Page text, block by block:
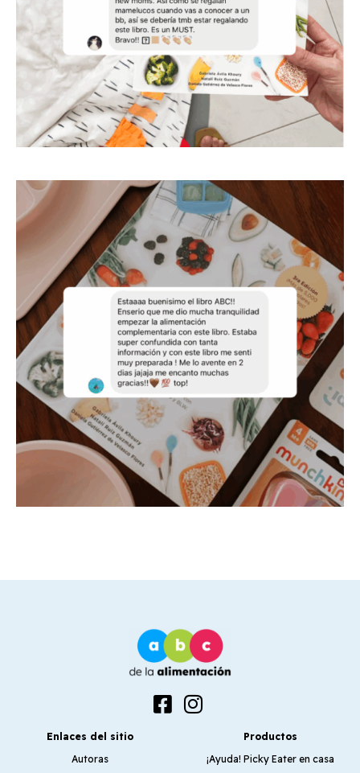
Enlaces del sitio
Autoras
Productos
¡Ayuda! Picky Eater en casa